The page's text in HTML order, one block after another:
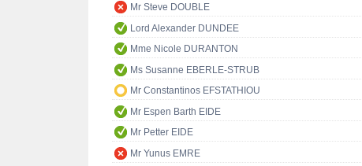
Mr Steve DOUBLE
Lord Alexander DUNDEE
Mme Nicole DURANTON
Ms Susanne EBERLE-STRUB
Mr Constantinos EFSTATHIOU
Mr Espen Barth EIDE
Mr Petter EIDE
Mr Yunus EMRE